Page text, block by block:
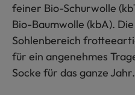
feiner Bio-Schurwolle
Bio-Baumwolle (kbA).
Sohlenbereich
für ein angenehmes
Socke für das ganze Jahr.